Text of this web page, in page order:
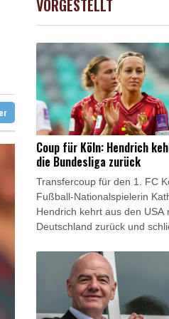
allem im Juni
in Kanada
entdeckt
-0.08%
VORGESTELLT
Coup für Köln: Hendrich
die Bundesliga zurück
Transfercoup für den 1. FC
Fußball-Nationalspielerin
Hendrich kehrt aus den USA
Deutschland zurück und
Domstadt an. Wie die
am Donnerstag mitteilten,
unterschrieb die 34 Jahre alte
Innenverteidigerin einen
Sommer 2028. Zuletzt hatte